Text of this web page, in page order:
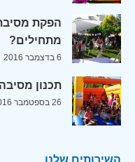
הפקת
מתחילים?
6 בדצמבר 2016
תכנון
26 בספטמבר 2016
השירותים שלנו